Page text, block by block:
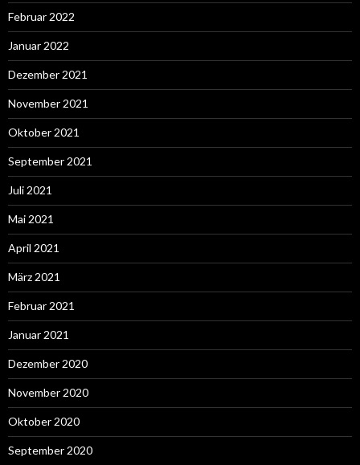
Februar 2022
Januar 2022
Dezember 2021
November 2021
Oktober 2021
September 2021
Juli 2021
Mai 2021
April 2021
März 2021
Februar 2021
Januar 2021
Dezember 2020
November 2020
Oktober 2020
September 2020